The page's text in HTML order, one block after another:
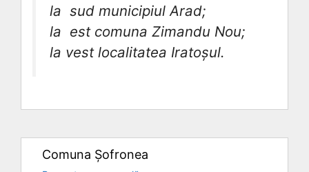
la sud municipiul Arad;
la est comuna Zimandu Nou;
la vest localitatea Iratoşul.
Comuna Șofronea